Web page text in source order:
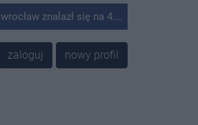
rankingu miast najbardziej podatnych na skutki upałów. Tak wynika z analizy przygotowanej przez Onet, który opracował autorski Indeks Podatności na Upały na podstawie danych satelitarnych, informacji o zabudowie, ilości zieleni oraz struktury mieszkańców.
zaloguj nowy profil